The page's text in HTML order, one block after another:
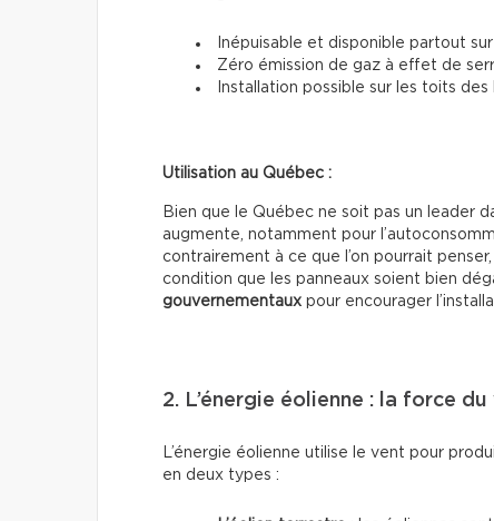
Inépuisable et disponible partout
Zéro émission de gaz à effet de
Installation possible sur les toits des
Utilisation au Québec :
Bien que le Québec ne soit pas un leader
augmente, notamment pour
contrairement à ce que l’on pourrait penser,
condition que les panneaux soient bien
gouvernementaux pour encourager
2. L’énergie éolienne : la force du
L’énergie éolienne utilise le vent pour
en deux types :